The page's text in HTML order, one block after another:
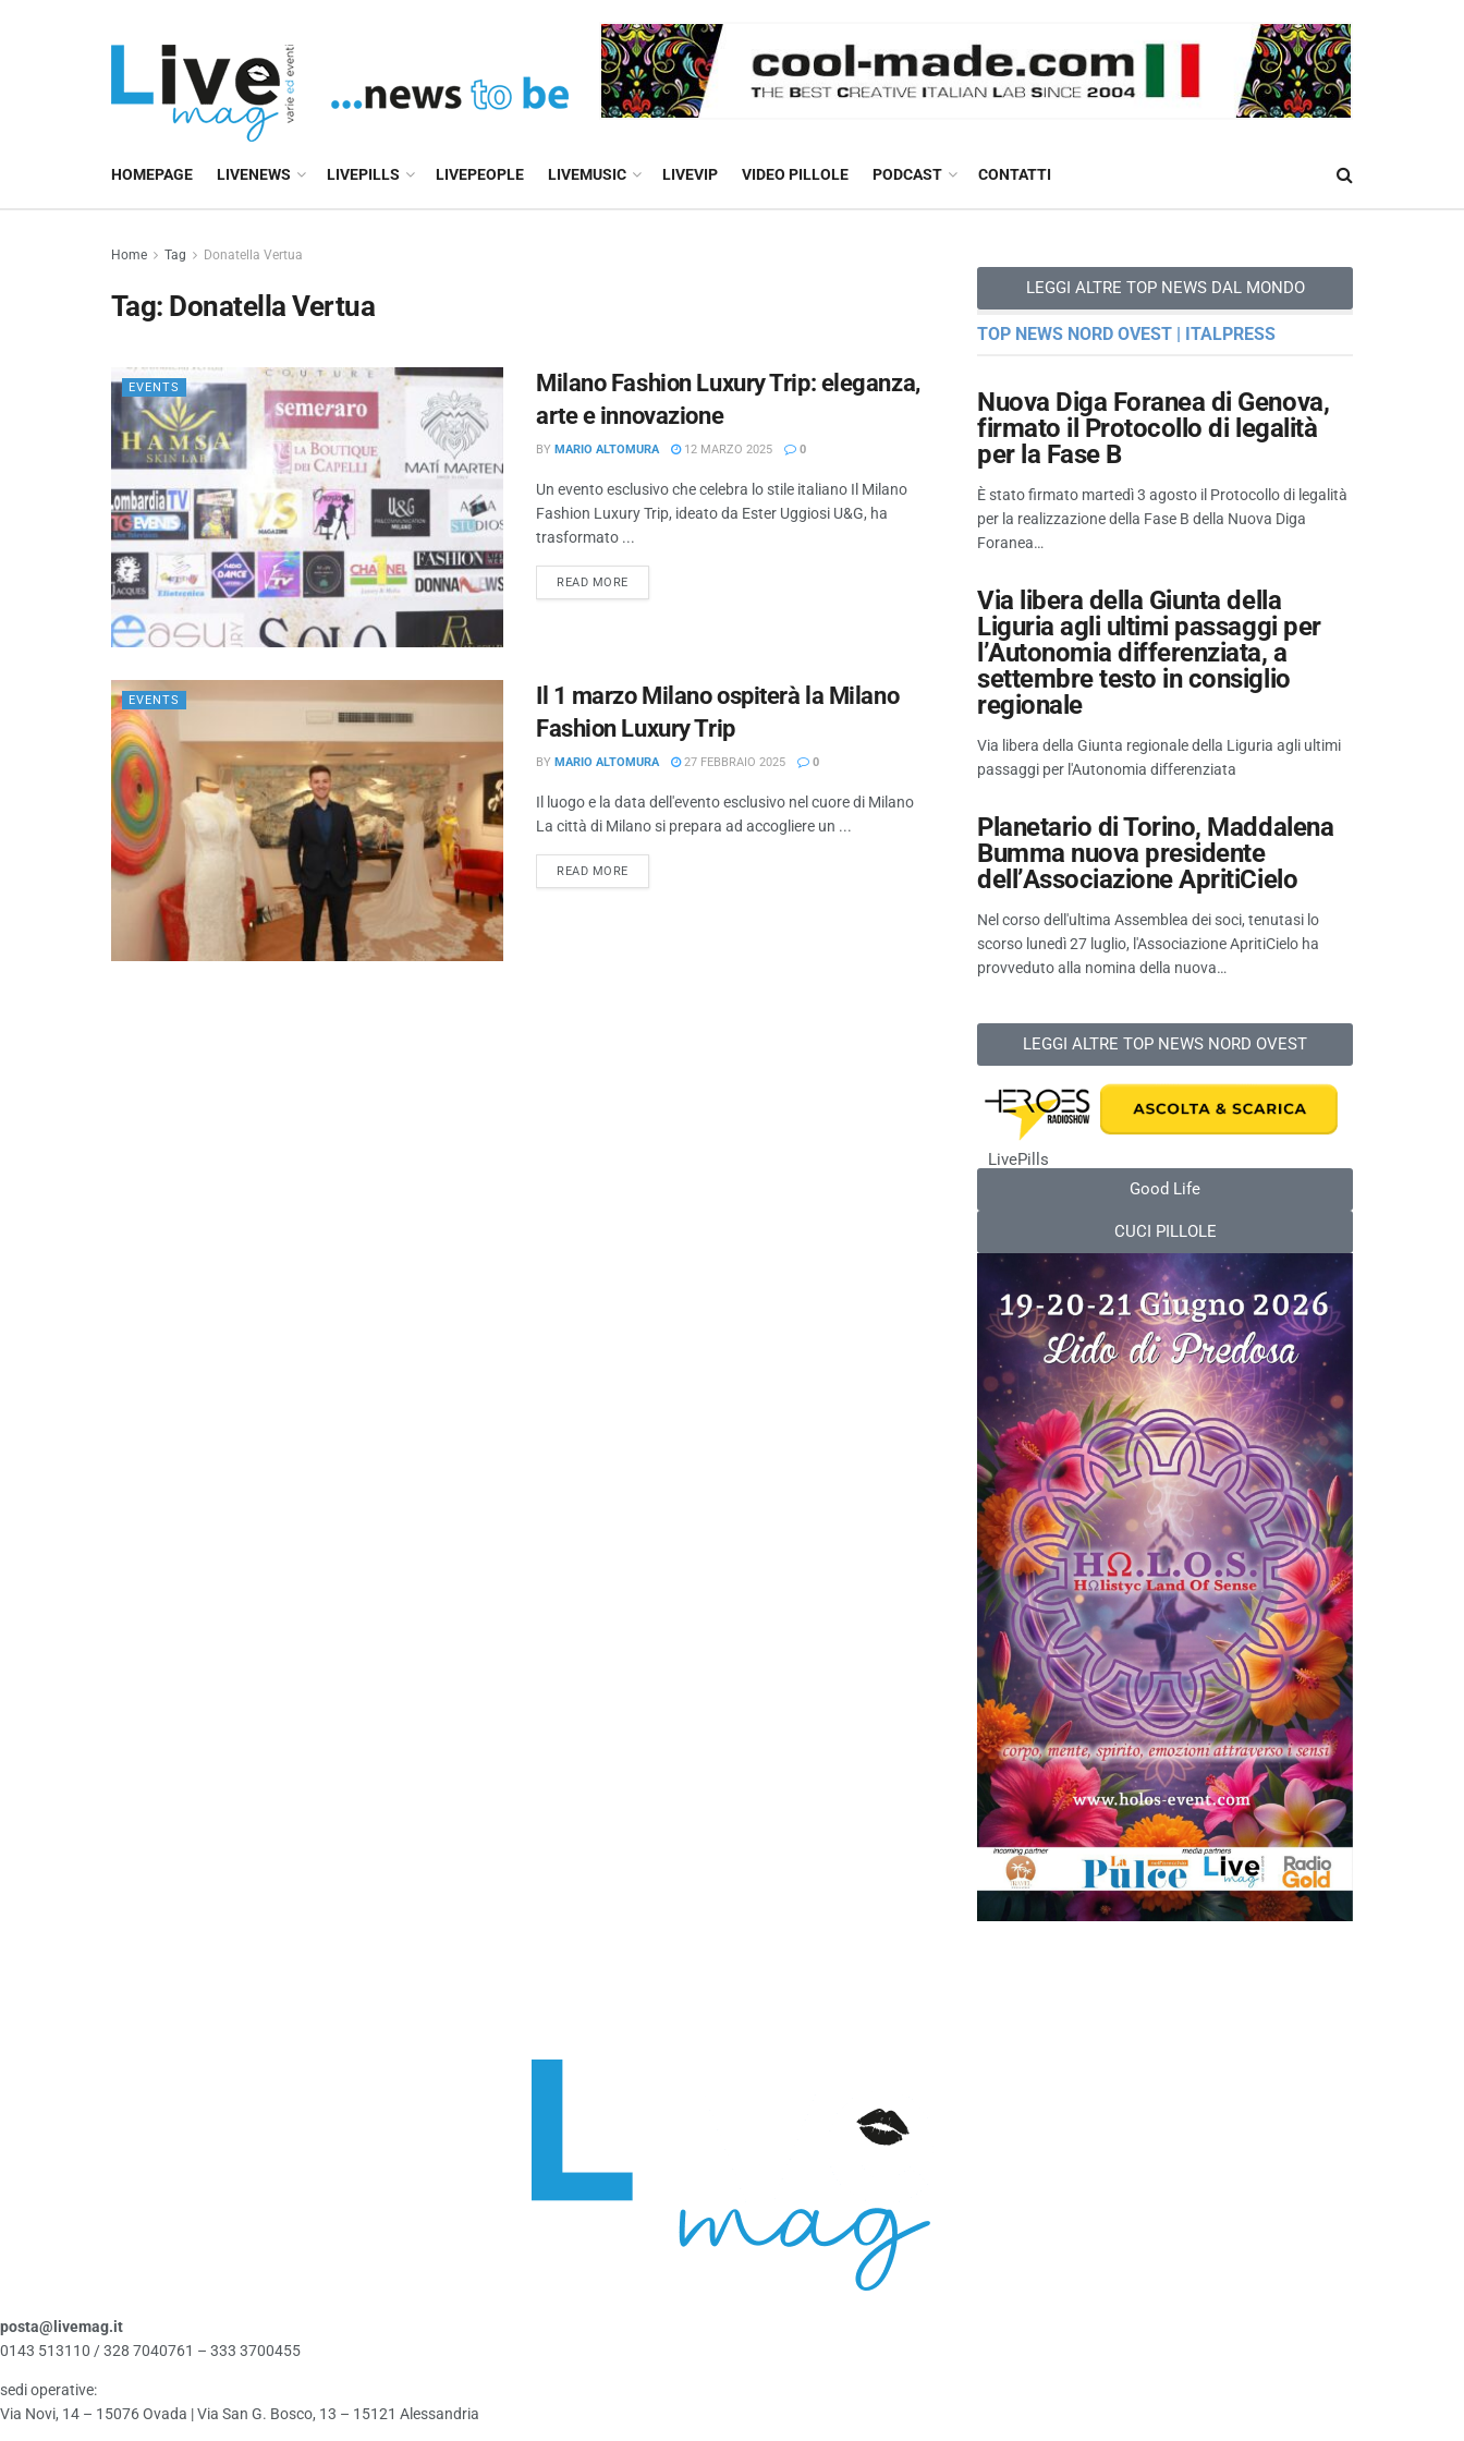
HOMEPAGE LIVENEWS LIVEPILLS LIVEPEOPLE LIVEMUSIC LIVEVIP VIDEO PILLOLE PODCAST CONTATTI
Home Tag Donatella Vertua
Tag: Donatella Vertua
EVENTS
Milano Fashion Luxury Trip: eleganza,
arte e innovazione
BY MARIO ALTOMURA 12 MARZO 2025 0
Un evento esclusivo che celebra lo stile italiano Il Milano
Fashion Luxury Trip, ideato da Ester Uggiosi U&G, ha
trasformato ...
READ MORE
EVENTS
Il 1 marzo Milano ospiterà la Milano
Fashion Luxury Trip
BY MARIO ALTOMURA 27 FEBBRAIO 2025 0
Il luogo e la data dell'evento esclusivo nel cuore di Milano
La città di Milano si prepara ad accogliere un ...
READ MORE
LEGGI ALTRE TOP NEWS DAL MONDO
TOP NEWS NORD OVEST | ITALPRESS
Nuova Diga Foranea di Genova,
firmato il Protocollo di legalità
per la Fase B
È stato firmato martedì 3 agosto il Protocollo di legalità
per la realizzazione della Fase B della Nuova Diga
Foranea…
Via libera della Giunta della
Liguria agli ultimi passaggi per
l’Autonomia differenziata, a
settembre testo in consiglio
regionale
Via libera della Giunta regionale della Liguria agli ultimi
passaggi per l'Autonomia differenziata
Planetario di Torino, Maddalena
Bumma nuova presidente
dell’Associazione ApritiCielo
Nel corso dell'ultima Assemblea dei soci, tenutasi lo
scorso lunedì 27 luglio, l'Associazione ApritiCielo ha
provveduto alla nomina della nuova…
LEGGI ALTRE TOP NEWS NORD OVEST
LivePills
Good Life
CUCI PILLOLE
posta@livemag.it
0143 513110 / 328 7040761 – 333 3700455
sedi operative:
Via Novi, 14 – 15076 Ovada | Via San G. Bosco, 13 – 15121 Alessandria